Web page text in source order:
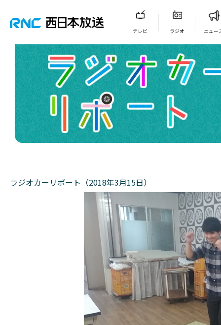
テレビ ラジオ ニュー
ラジオカーリポート（2018年3月15日）